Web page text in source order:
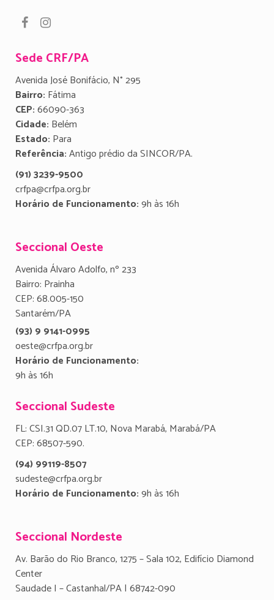
Sede CRF/PA
Avenida José Bonifácio, N° 295
Bairro: Fátima
CEP:66090-363
Cidade: Belém
Estado: Para
Referência:Antigo prédio da SINCOR/PA.
(91) 3239-9500
crfpa@crfpa.org.br
Horário de Funcionamento:9h às 16h
Seccional Oeste
Avenida Álvaro Adolfo, nº 233
Bairro: Prainha
CEP: 68.005-150
Santarém/PA
(93) 9 9141-0995
oeste@crfpa.org.br
Horário de Funcionamento:
9h às 16h
Seccional Sudeste
FL: CSI.31 QD.07 LT.10, Nova Marabá, Marabá/PA
CEP: 68507-590.
(94) 99119-8507
sudeste@crfpa.org.br
Horário de Funcionamento:9h às 16h
Seccional Nordeste
Av. Barão do Rio Branco, 1275 – Sala 102, Edifício Diamond
Center
Saudade I – Castanhal/PA | 68742-090